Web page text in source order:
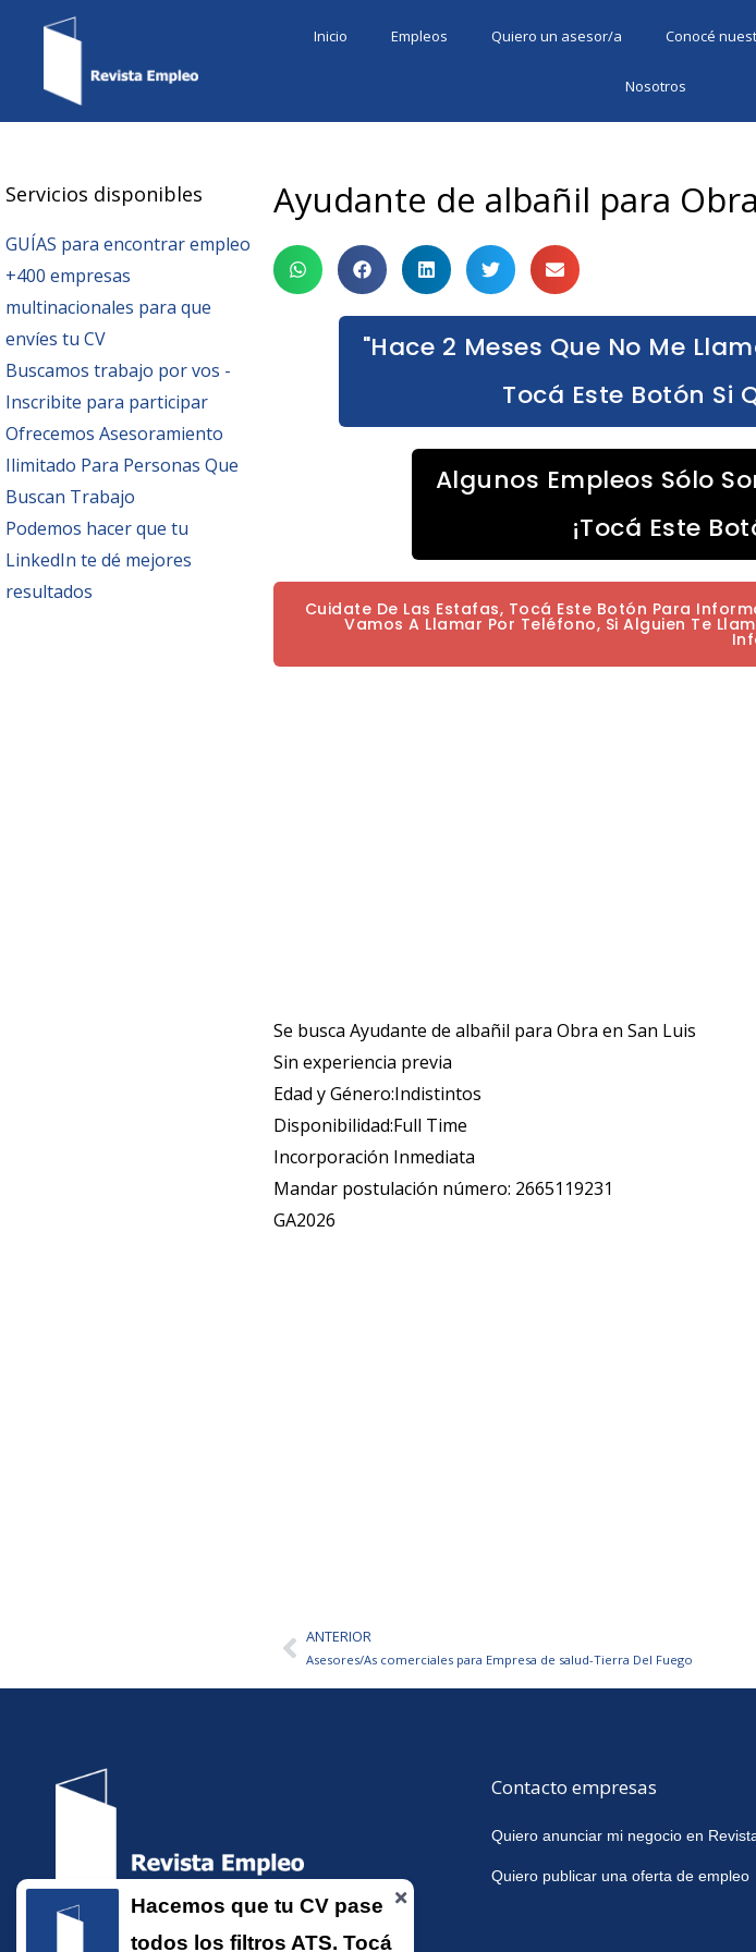
Inicio Empleos Quiero un asesor/a Conocé
Nosotros
Servicios disponibles
GUÍAS para encontrar empleo
+400 empresas
multinacionales para que
envíes tu CV
Buscamos trabajo por vos -
Inscribite para participar
Ofrecemos Asesoramiento
Ilimitado Para Personas Que
Buscan Trabajo
Podemos hacer que tu
LinkedIn te dé mejores
resultados
Ayudante de albañil para
"Hace 2 Meses Que No Me
Tocá Este Botón Si
Algunos Empleos Sólo
¡Tocá Este
Cuidate De Las Estafas, Tocá Este Botón Para
Vamos A Llamar Por Teléfono, Si Alguien Te
Se busca Ayudante de albañil para Obra en San Luis
Sin experiencia previa
Edad y Género:Indistintos
Disponibilidad:Full Time
Incorporación Inmediata
Mandar postulación número: 2665119231
GA2026
AntANTERIOR
Asesores/As comerciales para Empresa de salud-Tierra Del Fuego
Contacto empresas
Quiero anunciar mi negocio en
Quiero publicar una oferta de empleo